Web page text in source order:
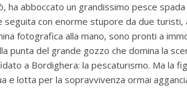
ha abboccato un grandissimo pesce
con enorme stupore da due turisti,
fotografica alla mano, sono pronti a
punta del grande gozzo che domina la
a Bordighera: la pescaturismo. Ma la
e lotta per la sopravvivenza ormai